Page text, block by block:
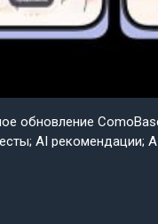
обновление
AI рекомендации;